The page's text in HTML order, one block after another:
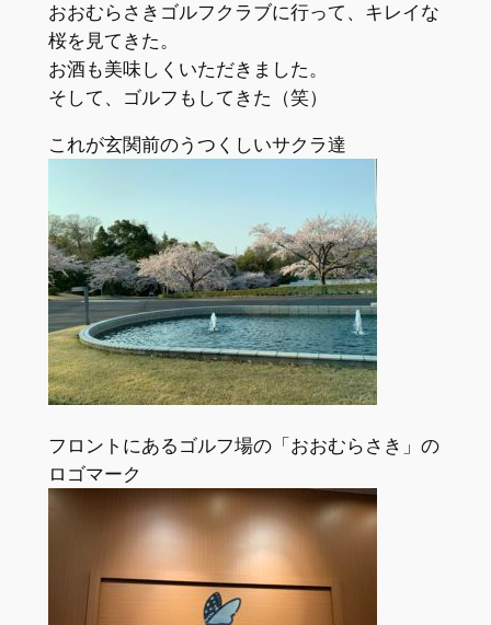
おおむらさきゴルフクラブに行って、キレイな
桜を見てきた。
お酒も美味しくいただきました。
そして、ゴルフもしてきた（笑）
これが玄関前のうつくしいサクラ達
フロントにあるゴルフ場の「おおむらさき」の
ロゴマーク